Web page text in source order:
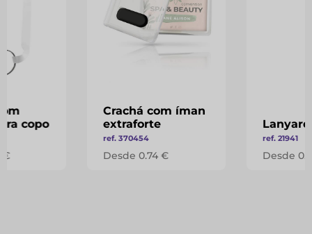
copo
€
Crachá com íman
extraforte
ref. 370454
Desde 0.74 €
ref. 21941
Desde